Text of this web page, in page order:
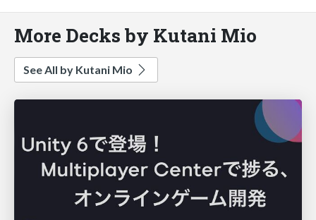
More Decks by Kutani Mio
See All by Kutani Mio